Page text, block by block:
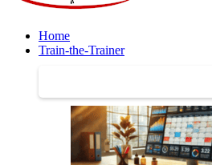
Home
Train-the-Trainer